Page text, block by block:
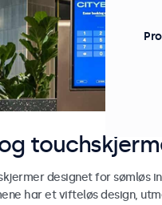
designet for sømløs
har et vifteløs design,